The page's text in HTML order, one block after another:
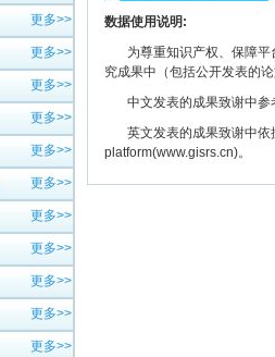
更多>>
更多>>
更多>>
更多>>
更多>>
更多>>
更多>>
更多>>
更多>>
更多>>
更多>>
数据使用说明:
为尊重知识产权、保障平
究成果中（包括公开发表的
中文发表的成果致谢中参
英文发表的成果致谢中依
platform(www.gisrs.cn)。